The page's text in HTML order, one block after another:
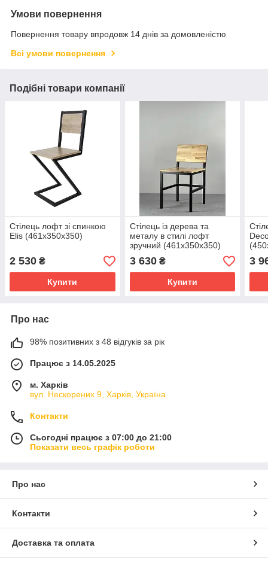
Умови повернення
Повернення товару впродовж 14 днів за домовленістю
Всі умови повернення
Подібні товари компанії
Стілець лофт зі спинкою
Elis (461х350х350)
2 530 ₴
Купити
Стілець із дерева та
металу в стилі лофт
зручний (461х350х350)
3 630₴
Купити
3
Про нас
98% позитивних з 48 відгуків за рік
Працює з 14.05.2025
м. Харків
вул. Нескорених 9, Харків, Україна
Контакти
Сьогодні працює з 07:00 до 21:00
Показати весь графік роботи
Про нас
Контакти
Доставка та оплата